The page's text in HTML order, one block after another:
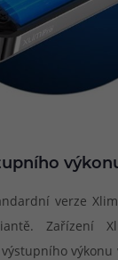
verze
Zařízení
výkonu